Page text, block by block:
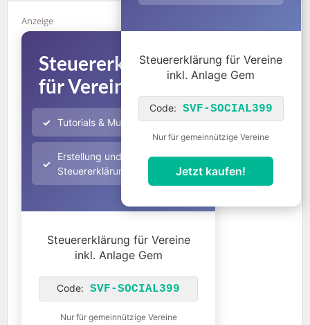
Steuererklärung für Vereine
inkl. Anlage Gem
Code: SVF-SOCIAL399
Nur für gemeinnützige Vereine
Jetzt kaufen!
399,00€
Steuererklärung
für Vereine
Tutorials & Muster
Erstellung und Abgabe der
Steuererklärung
Steuererklärung für Vereine
inkl. Anlage Gem
Code: SVF-SOCIAL399
Nur für gemeinnützige Vereine